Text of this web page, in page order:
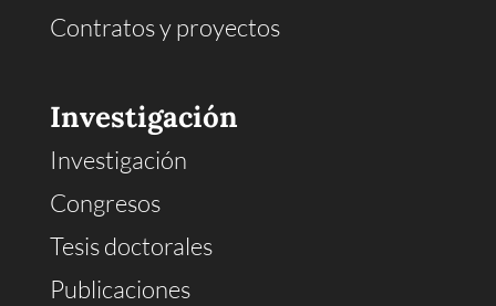
Contratos y proyectos
Investigación
Investigación
Congresos
Tesis doctorales
Publicaciones